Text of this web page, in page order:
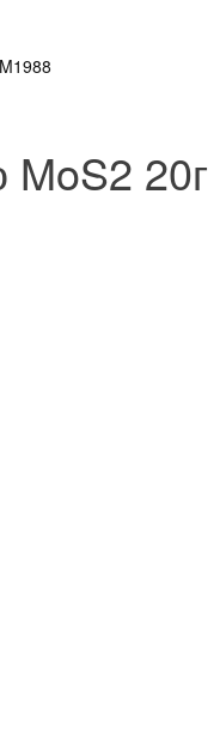
20г